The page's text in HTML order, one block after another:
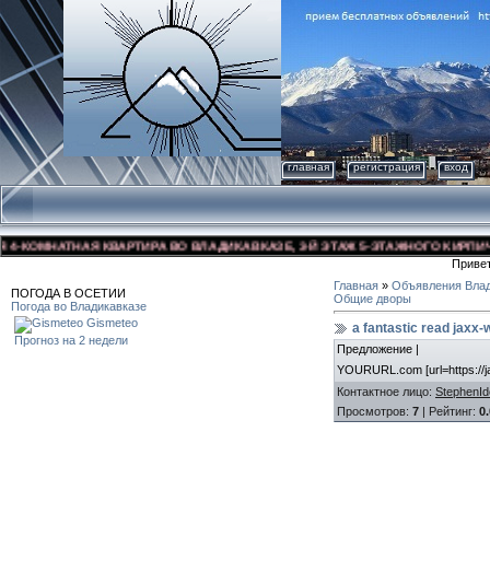
главная регистрация вход
КВАРТИРА ВО ВЛАДИКАВКАЗЕ, 3-Й ЭТАЖ 5-ЭТАЖНОГО
ПОГОДА В ОСЕТИИ
Погода во Владикавказе
Gismeteo
Прогноз на 2 недели
Главная » Объявления
Общие дворы
a fantastic read jaxx-
Предложение |
YOURURL.com [url=https://
Контактное лицо:
Просмотров: 7 | Рейтинг: